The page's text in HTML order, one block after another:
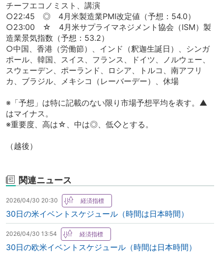
チーフエコノミスト、講演
○22:45 ◎ 4月米製造業PMI改定値（予想：54.0）
○23:00 ☆ 4月米サプライマネジメント協会（ISM）製
造業景気指数（予想：53.2）
○中国、香港（労働節）、インド（釈迦生誕日）、シンガ
ポール、韓国、スイス、フランス、ドイツ、ノルウェー、
スウェーデン、ポーランド、ロシア、トルコ、南アフリ
カ、ブラジル、メキシコ（レーバーデー）、休場
※「予想」は特に記載のない限り市場予想平均を表す。▲
はマイナス。
※重要度、高は☆、中は◎、低◇とする。
（越後）
関連ニュース
2026/04/30 20:30
30日の米イベントスケジュール（時間は日本時間）
2026/04/30 13:54
30日の欧米イベントスケジュール（時間は日本時間）